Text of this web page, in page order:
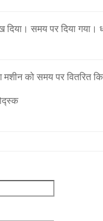
समय पर दिया गया।
को समय पर वितरित